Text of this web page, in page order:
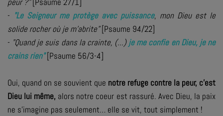
- "Le Seigneur me protège avec puissance, mon Dieu est le
solide rocher où je m’abrite"[Psaume 94/22]
- "Quand je suis dans la crainte, (...) je me confie en Dieu, je ne
crains rien"[Psaume 56/3-4]
Oui, quand on se souvient que notre refuge contre la peur, c’est
Dieu lui même, alors notre coeur est rassuré. Avec Dieu, la paix
ne s’imagine pas seulement… elle se vit, tout simplement !